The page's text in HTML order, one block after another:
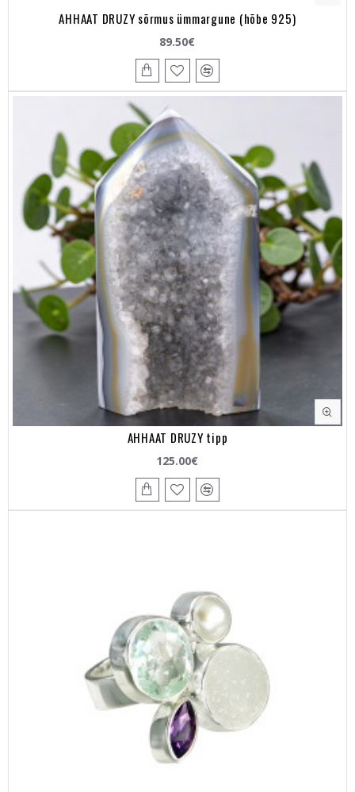
AHHAAT DRUZY sõrmus ümmargune (hõbe 925)
89.50€
AHHAAT DRUZY tipp
125.00€